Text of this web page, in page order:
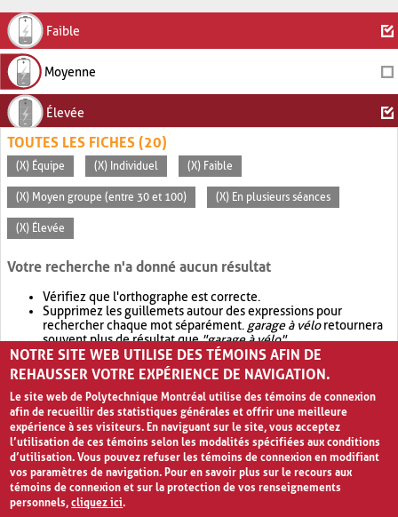
Faible
Moyenne
Élevée
TOUTES LES FICHES (20)
(X) Équipe (X) Individuel (X) Faible
(X) Moyen groupe (entre 30 et 100) (X) En plusieurs séances
(X) Élevée
Votre recherche n'a donné aucun résultat
Vérifiez que l'orthographe est correcte.
Supprimez les guillemets autour des expressions pour
rechercher chaque mot séparément. garage à véloretournera
souvent plus de résultat que"garage à vélo".
Envisagez d'élargir votre recherche avec OR.garage OR vélo
retournera souvent plus de résultat quegarage à vélo
NOTRE SITE WEB UTILISE DES TÉMOINS AFIN DE
REHAUSSER VOTRE EXPÉRIENCE DE NAVIGATION.
Le site web de Polytechnique Montréal utilise des témoins de connexion
afin de recueillir des statistiques générales et offrir une meilleure
expérience à ses visiteurs. En naviguant sur le site, vous acceptez
l’utilisation de ces témoins selon les modalités spécifiées aux conditions
d’utilisation. Vous pouvez refuser les témoins de connexion en modifiant
vos paramètres de navigation. Pour en savoir plus sur le recours aux
témoins de connexion et sur la protection de vos renseignements
personnels,cliquez ici.